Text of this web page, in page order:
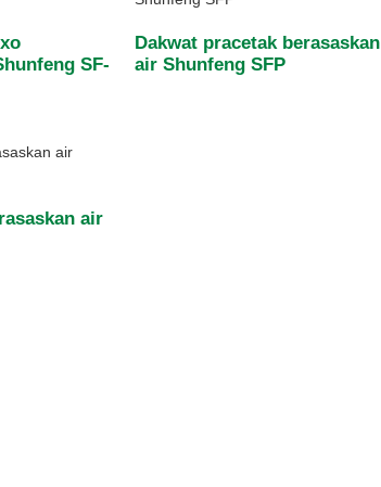
SF-
Dakwat pracetak berasaskan
air Shunfeng SFP
air